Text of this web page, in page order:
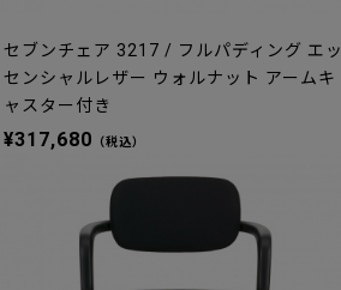
セブンチェア 3217 / フルパディング エッ
センシャルレザー ウォルナット アームキ
ャスター付き
¥317,680 （税込）